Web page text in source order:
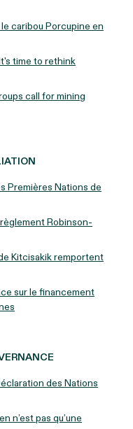
caribou Porcupine en
time to rethink
call for mining
Premières Nations de
Robinson-
Kitcisakik remportent
sur le financement
des Nations
n’est pas qu’une